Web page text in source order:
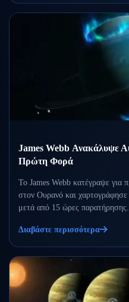
James Webb Ανακάλυψε
Πρώτη Φορά
Το James Webb κατέγραψε για
στον Ουρανό και
μετά από 15 ώρες παρατήρησης.
Διαβάστε περισσότερα